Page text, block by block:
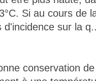
Si au cours de
d'incidence sur la
conservation